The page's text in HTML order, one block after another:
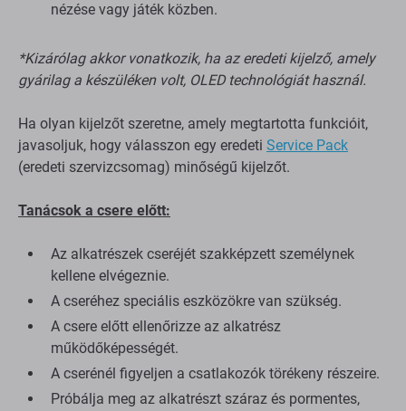
nézése vagy játék közben.
*Kizárólag akkor vonatkozik, ha az eredeti kijelző, amely
gyárilag a készüléken volt, OLED technológiát használ.
Ha olyan kijelzőt szeretne, amely megtartotta funkcióit,
javasoljuk, hogy válasszon egy eredeti Service Pack
(eredeti szervizcsomag) minőségű kijelzőt.
Tanácsok a csere előtt:
Az alkatrészek cseréjét szakképzett személynek
kellene elvégeznie.
A cseréhez speciális eszközökre van szükség.
A csere előtt ellenőrizze az alkatrész
működőképességét.
A cserénél figyeljen a csatlakozók törékeny részeire.
Próbálja meg az alkatrészt száraz és pormentes,